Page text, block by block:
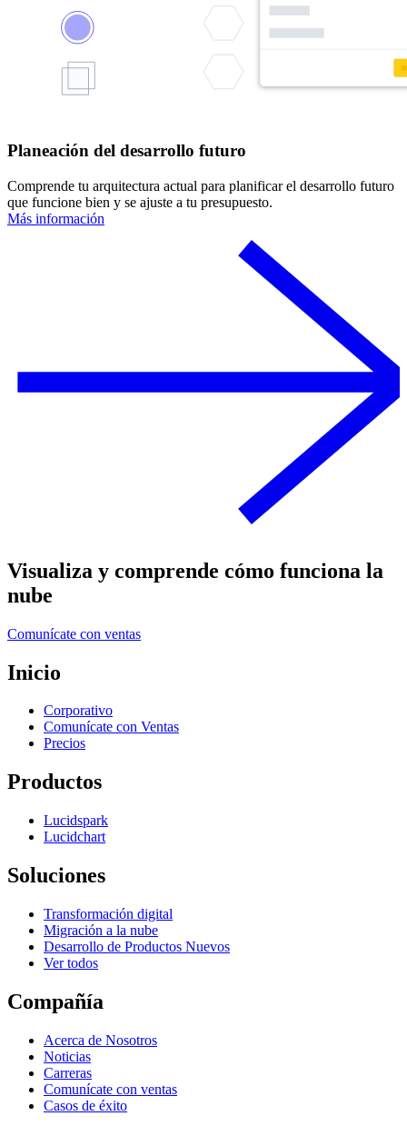
Planeación del desarrollo futuro
Comprende tu arquitectura actual para planificar el desarrollo futuro
que funcione bien y se ajuste a tu presupuesto.
Más información
Visualiza y comprende cómo funciona la
nube
Comunícate con ventas
Inicio
Corporativo
Comunícate con Ventas
Precios
Productos
Lucidspark
Lucidchart
Soluciones
Transformación digital
Migración a la nube
Desarrollo de Productos Nuevos
Ver todos
Compañía
Acerca de Nosotros
Noticias
Carreras
Comunícate con ventas
Casos de éxito